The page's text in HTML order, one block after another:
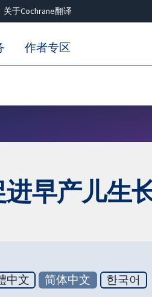
关于Cochrane翻译
作者专区
早产儿生
中文 简体中文 한국어